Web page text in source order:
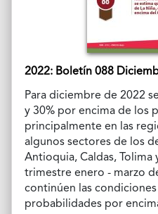
2022: Boletín 088
Para diciembre de 2022
y 30% por encima de los
principalmente en las
algunos sectores de los
Antioquia, Caldas, Tolima
trimestre enero - marzo
continúen las condiciones
probabilidades por